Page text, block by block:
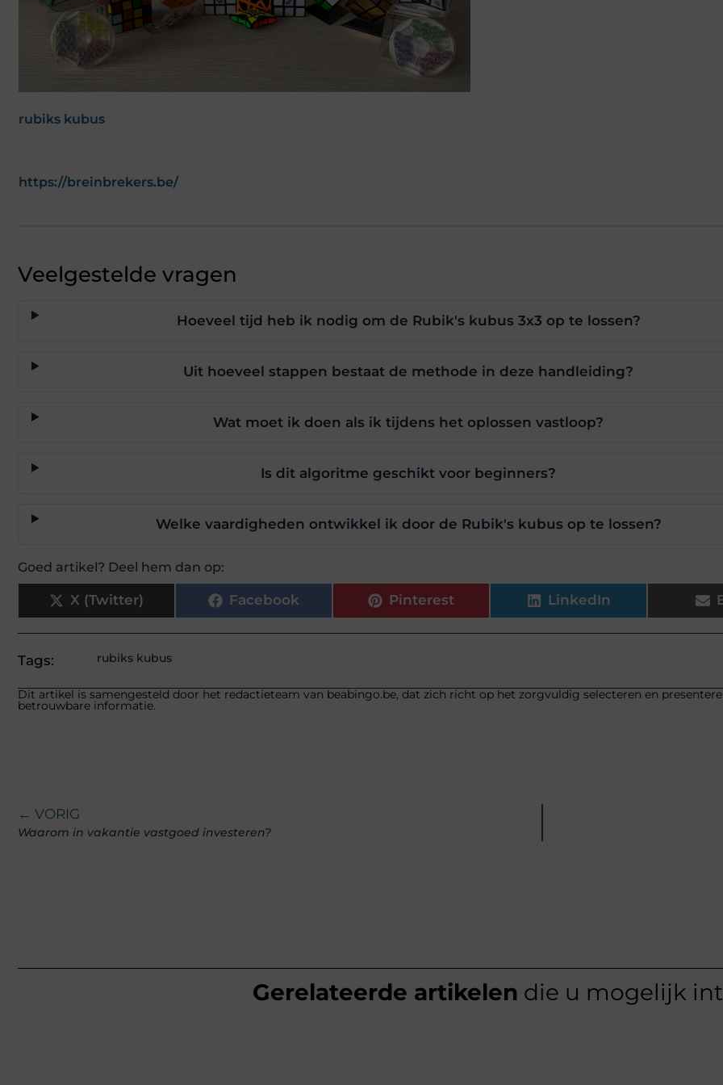
rubiks kubus
https://breinbrekers.be/
Veelgestelde vragen
Hoeveel tijd heb ik nodig om de Rubik's kubus 3x3 op te lossen?
Uit hoeveel stappen bestaat de methode in deze handleiding?
Wat moet ik doen als ik tijdens het oplossen vastloop?
Is dit algoritme geschikt voor beginners?
Welke vaardigheden ontwikkel ik door de Rubik's kubus op te lossen?
Goed artikel? Deel hem dan op:
X (Twitter) Facebook Pinterest LinkedIn
Tags: rubiks kubus
Dit artikel is samengesteld door het redactieteam van beabingo.be, dat zich richt op het zorgvuldig selecteren en
betrouwbare informatie.
← VORIG
Waarom in vakantie vastgoed investeren?
Gerelateerde artikelen die u mogelijk